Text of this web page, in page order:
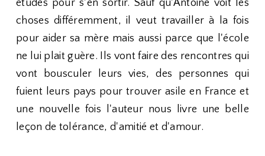
études pour s'en sortir. Sauf qu'Antoine voit les
choses différemment, il veut travailler à la fois
pour aider sa mère mais aussi parce que l'école
ne lui plait guère. Ils vont faire des rencontres qui
vont bousculer leurs vies, des personnes qui
fuient leurs pays pour trouver asile en France et
une nouvelle fois l'auteur nous livre une belle
leçon de tolérance, d'amitié et d'amour.